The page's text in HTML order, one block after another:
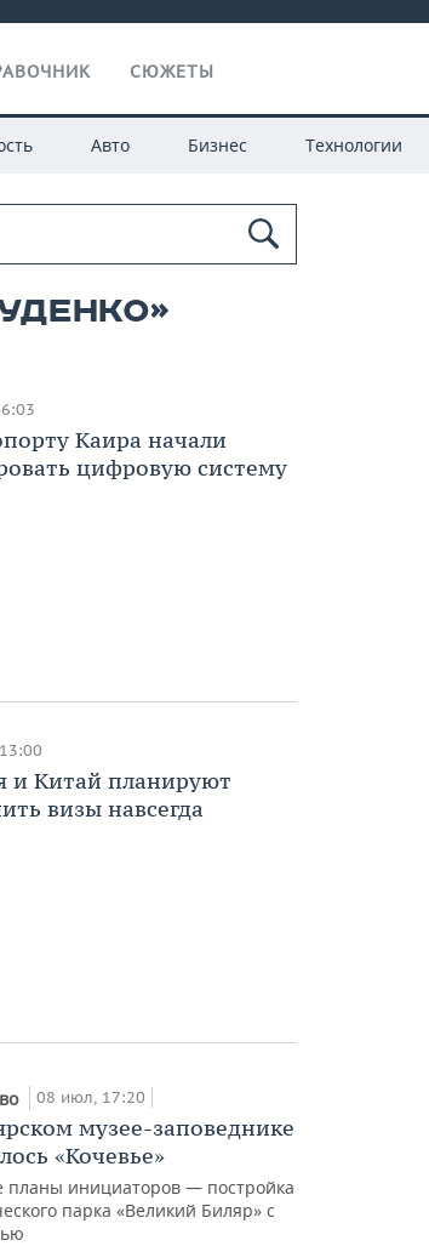
СЮЖЕТЫ
Авто Бизнес Технологии
Каира начали
цифровую систему
и Китай планируют
визы навсегда
08 июл, 17:20
музее-заповеднике
«Кочевье»
планы инициаторов — постройка
парка «Великий Биляр» с